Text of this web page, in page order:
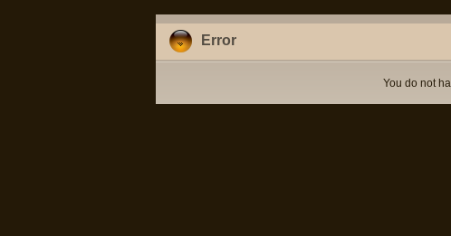
Error
You do not